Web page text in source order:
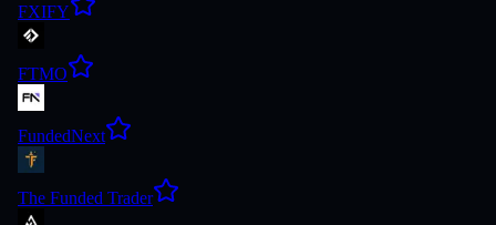
FXIFY
FTMO
FundedNext
The Funded Trader